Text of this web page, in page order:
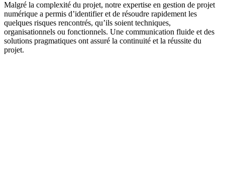
Malgré la complexité du projet, notre expertise en gestion de projet
numérique a permis d’identifier et de résoudre rapidement les
quelques risques rencontrés, qu’ils soient techniques,
organisationnels ou fonctionnels. Une communication fluide et des
solutions pragmatiques ont assuré la continuité et la réussite du
projet.